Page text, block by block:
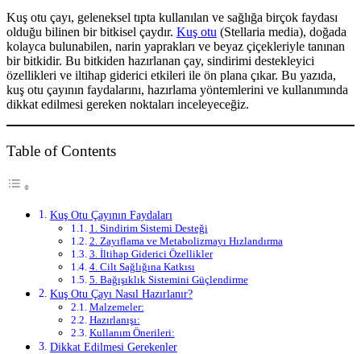
Kuş otu çayı, geleneksel tıpta kullanılan ve sağlığa birçok faydası
olduğu bilinen bir bitkisel çaydır. Kuş otu (Stellaria media), doğada
kolayca bulunabilen, narin yaprakları ve beyaz çiçekleriyle tanınan
bir bitkidir. Bu bitkiden hazırlanan çay, sindirimi destekleyici
özellikleri ve iltihap giderici etkileri ile ön plana çıkar. Bu yazıda,
kuş otu çayının faydalarını, hazırlama yöntemlerini ve kullanımında
dikkat edilmesi gereken noktaları inceleyeceğiz.
Table of Contents
Kuş Otu Çayının Faydaları
1. Sindirim Sistemi Desteği
2. Zayıflama ve Metabolizmayı Hızlandırma
3. İltihap Giderici Özellikler
4. Cilt Sağlığına Katkısı
5. Bağışıklık Sistemini Güçlendirme
Kuş Otu Çayı Nasıl Hazırlanır?
Malzemeler:
Hazırlanışı:
Kullanım Önerileri:
Dikkat Edilmesi Gerekenler